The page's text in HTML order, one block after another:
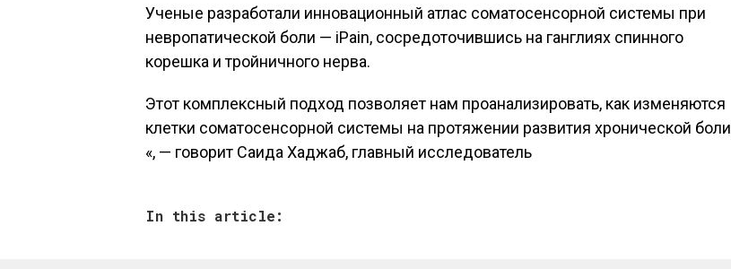
Ученые разработали инновационный атлас соматосенсорной системы при
невропатической боли — iPain, сосредоточившись на ганглиях спинного
корешка и тройничного нерва.
Этот комплексный подход позволяет нам проанализировать, как изменяются
клетки соматосенсорной системы на протяжении развития хронической боли
«, — говорит Саида Хаджаб, главный исследователь
In this article: